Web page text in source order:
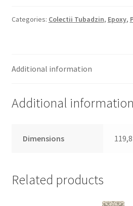
Categories: Colectii Tubadzin, Epoxy,
Additional information
Additional information
Dimensions
Related products